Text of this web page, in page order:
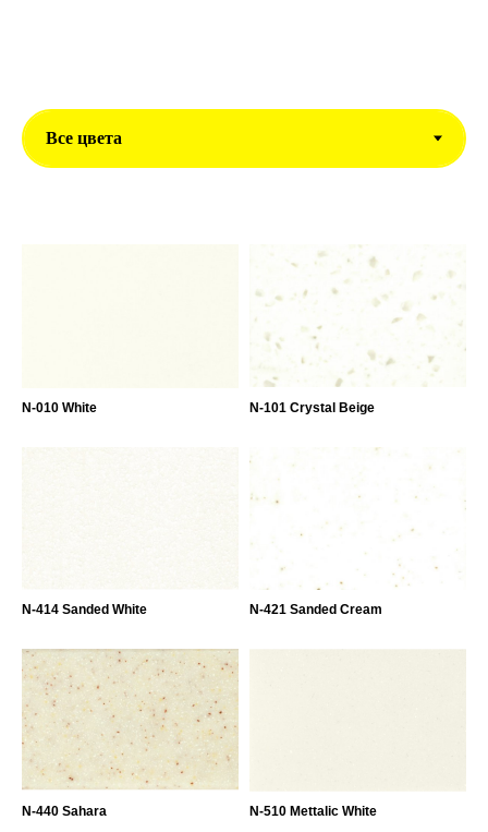
N-010 White N-101 Crystal Beige
N-414 Sanded White N-421 Sanded Cream
N-440 Sahara N-510 Mettalic White